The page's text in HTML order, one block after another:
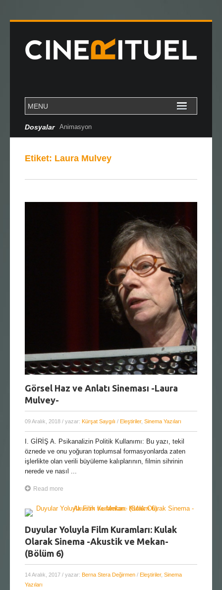
Dosyalar Animasyon
Etiket: Laura Mulvey
Görsel Haz ve Anlatı Sineması -Laura
Mulvey-
09 Aralık, 2018 / yazar: Kürşat Saygılı / Eleştiriler, Sinema Yazıları
I. GİRİŞ A. Psikanalizin Politik Kullanımı: Bu yazı, tekil
öznede ve onu yoğuran toplumsal formasyonlarda zaten
işlerlikte olan verili büyüleme kalıplarının, filmin sihrinin
nerede ve nasıl ...
Read more
Duyular Yoluyla Film Kuramları: Kulak
Olarak Sinema -Akustik ve Mekan-
(Bölüm 6)
14 Aralık, 2017 / yazar: Berna Stera Değirmen / Eleştiriler, Sinema
Yazıları